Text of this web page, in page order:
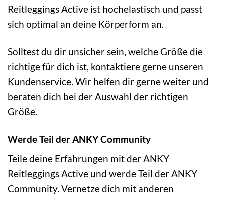
Reitleggings Active ist hochelastisch und passt
sich optimal an deine Körperform an.
Solltest du dir unsicher sein, welche Größe die
richtige für dich ist, kontaktiere gerne unseren
Kundenservice. Wir helfen dir gerne weiter und
beraten dich bei der Auswahl der richtigen
Größe.
Werde Teil der ANKY Community
Teile deine Erfahrungen mit der ANKY
Reitleggings Active und werde Teil der ANKY
Community. Vernetze dich mit anderen